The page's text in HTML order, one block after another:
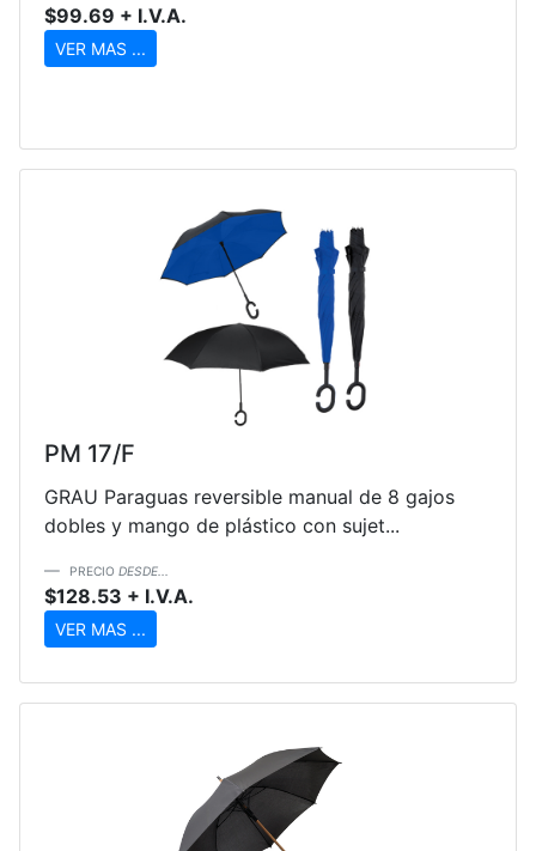
$99.69 + I.V.A.
VER MAS ...
PM 17/F
GRAU Paraguas reversible manual de 8 gajos
dobles y mango de plástico con sujet...
PRECIO DESDE...
$128.53 + I.V.A.
VER MAS ...